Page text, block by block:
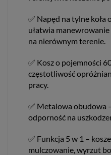
✅ Napęd na tylne koła
ułatwia
na nierównym terenie.
✅ Kosz o pojemności
częstotliwość
pracy.
✅ Metalowa obudowa
odporność na
✅ Funkcja 5 w 1 –
mulczowanie, wyrzut